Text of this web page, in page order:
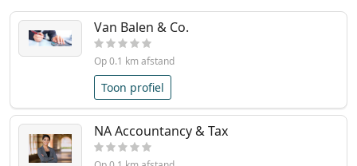
Van Balen & Co.
Op 0.1 km afstand
Toon profiel
NA Accountancy & Tax